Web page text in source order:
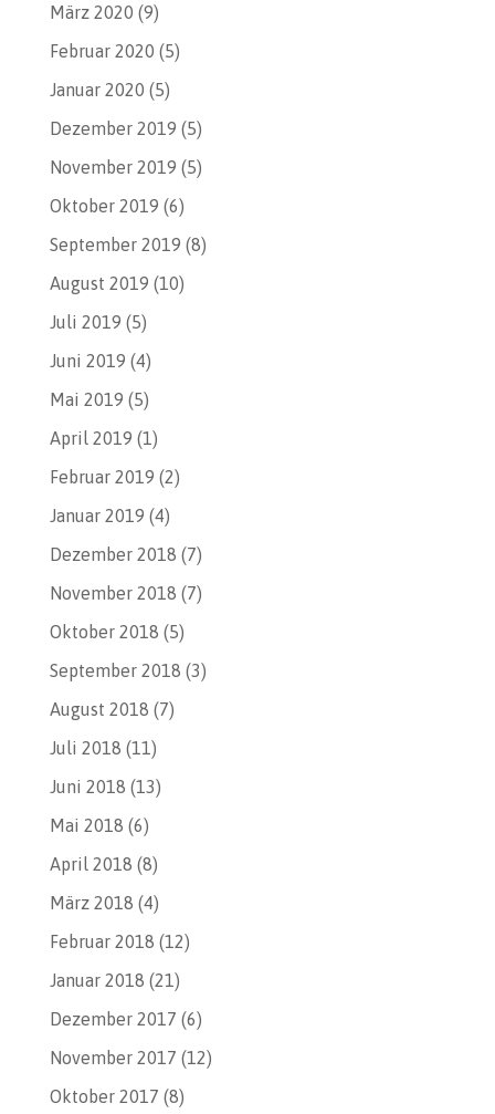
März 2020 (9)
Februar 2020 (5)
Januar 2020 (5)
Dezember 2019 (5)
November 2019 (5)
Oktober 2019 (6)
September 2019 (8)
August 2019 (10)
Juli 2019 (5)
Juni 2019 (4)
Mai 2019 (5)
April 2019 (1)
Februar 2019 (2)
Januar 2019 (4)
Dezember 2018 (7)
November 2018 (7)
Oktober 2018 (5)
September 2018 (3)
August 2018 (7)
Juli 2018 (11)
Juni 2018 (13)
Mai 2018 (6)
April 2018 (8)
März 2018 (4)
Februar 2018 (12)
Januar 2018 (21)
Dezember 2017 (6)
November 2017 (12)
Oktober 2017 (8)